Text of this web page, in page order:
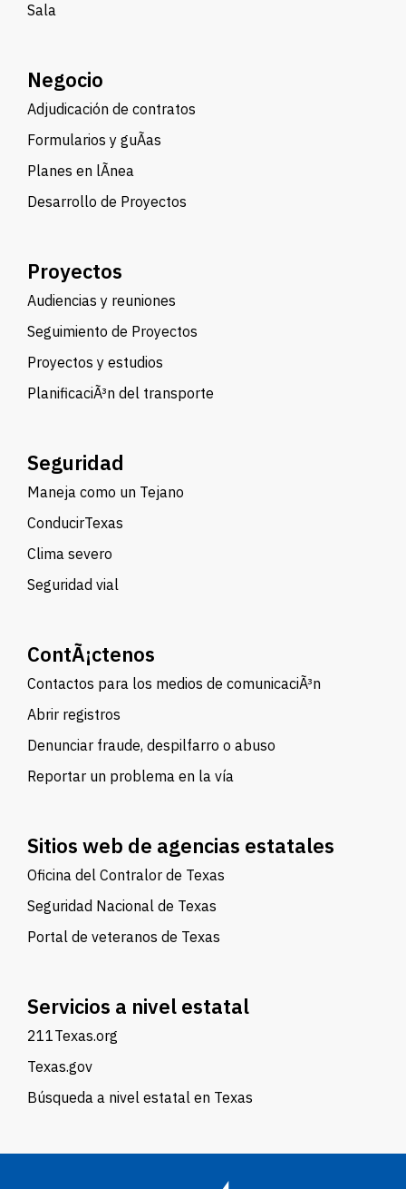
Sala
Negocio
Adjudicación de contratos
Formularios y guÃ­as
Planes en lÃ­nea
Desarrollo de Proyectos
Proyectos
Audiencias y reuniones
Seguimiento de Proyectos
Proyectos y estudios
PlanificaciÃ³n del transporte
Seguridad
Maneja como un Tejano
ConducirTexas
Clima severo
Seguridad vial
ContÃ¡ctenos
Contactos para los medios de comunicaciÃ³n
Abrir registros
Denunciar fraude, despilfarro o abuso
Reportar un problema en la vía
Sitios web de agencias estatales
Oficina del Contralor de Texas
Seguridad Nacional de Texas
Portal de veteranos de Texas
Servicios a nivel estatal
211Texas.org
Texas.gov
Búsqueda a nivel estatal en Texas